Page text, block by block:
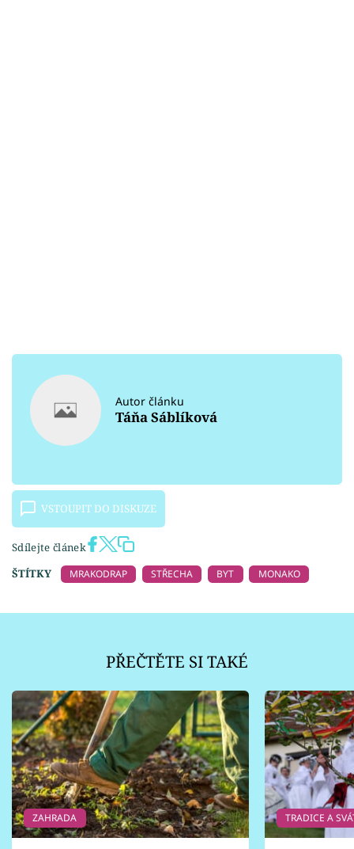
Autor článku
Táňa Sáblíková
VSTOUPIT DO DISKUZE
Sdílejte článek
ŠTÍTKY
MRAKODRAP STŘECHA BYT MONAKO
PŘEČTĚTE SI TAKÉ
ZAHRADA TRADICE A